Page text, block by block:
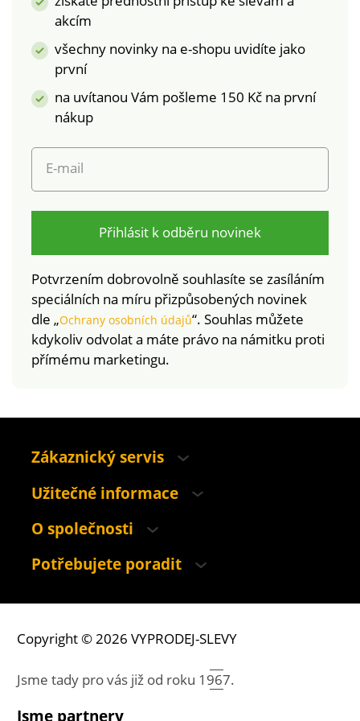
akcím
všechny novinky na e-shopu uvidíte jako
první
na uvítanou Vám pošleme 150 Kč na první
nákup
E-mail
Přihlásit k odběru novinek
Potvrzením dobrovolně souhlasíte se zasíláním
speciálních na míru přizpůsobených novinek
dle „Ochrany osobních údajů“. Souhlas můžete
kdykoliv odvolat a máte právo na námitku proti
přímému marketingu.
Zákaznický servis
Užitečné informace
O společnosti
Potřebujete poradit
Copyright © 2026 VYPRODEJ-SLEVY
Jsme tady pro vás již od roku 1967.
Jsme partnery